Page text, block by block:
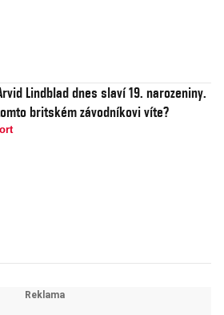
Lindblad dnes slaví 19. narozeniny.
britském závodníkovi víte?